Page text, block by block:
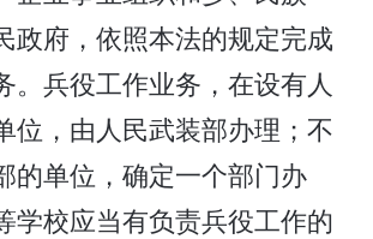
政府，依照本法的规定完成
。兵役工作业务，在设有人
位，由人民武装部办理；不
的单位，确定一个部门办
学校应当有负责兵役工作的